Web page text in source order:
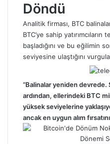
Döndü
Analitik firması, BTC
BTC’ye sahip
başladığını ve bu eğilimin
seviyesine ulaştığını
“Balinalar yeniden devrede.
ardından, ellerindeki BTC
yüksek seviyelerine
ancak en uygun alım